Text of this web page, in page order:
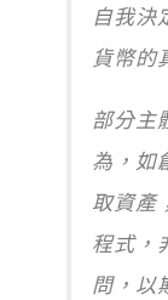
自我決
貨幣的
部分主
為，如
取資產
程式，
問，以